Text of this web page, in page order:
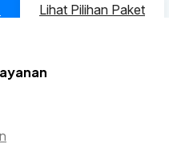
Lihat Pilihan Paket